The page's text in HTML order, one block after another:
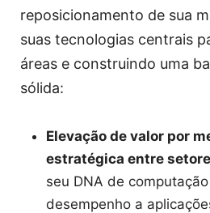
reposicionamento de sua
suas tecnologias centrais
áreas e construindo uma
sólida:
Elevação de valor por
estratégica entre
seu DNA de
desempenho a